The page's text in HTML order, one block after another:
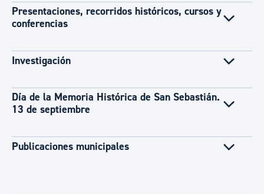
Presentaciones, recorridos históricos, cursos y
conferencias
Investigación
Día de la Memoria Histórica de San Sebastián.
13 de septiembre
Publicaciones municipales